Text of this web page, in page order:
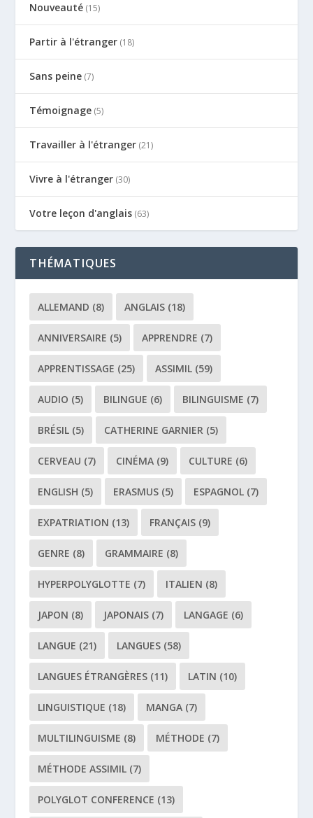
Nouveauté (15)
Partir à l'étranger (18)
Sans peine (7)
Témoignage (5)
Travailler à l'étranger (21)
Vivre à l'étranger (30)
Votre leçon d'anglais (63)
THÉMATIQUES
ALLEMAND (8) ANGLAIS (18)
ANNIVERSAIRE (5) APPRENDRE (7)
APPRENTISSAGE (25) ASSIMIL (59)
AUDIO (5) BILINGUE (6) BILINGUISME (7)
BRÉSIL (5) CATHERINE GARNIER (5)
CERVEAU (7) CINÉMA (9) CULTURE (6)
ENGLISH (5) ERASMUS (5) ESPAGNOL (7)
EXPATRIATION (13) FRANÇAIS (9)
GENRE (8) GRAMMAIRE (8)
HYPERPOLYGLOTTE (7) ITALIEN (8)
JAPON (8) JAPONAIS (7) LANGAGE (6)
LANGUE (21) LANGUES (58)
LANGUES ÉTRANGÈRES (11) LATIN (10)
LINGUISTIQUE (18) MANGA (7)
MULTILINGUISME (8) MÉTHODE (7)
MÉTHODE ASSIMIL (7)
POLYGLOT CONFERENCE (13)